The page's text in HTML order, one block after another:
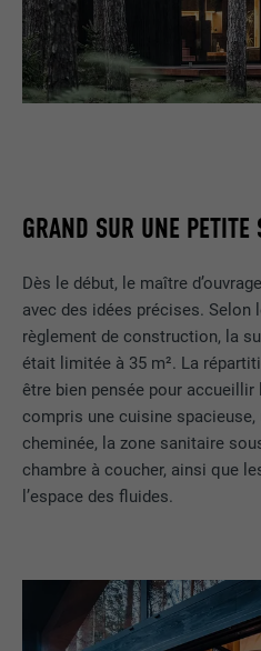
GRAND SUR UNE PETITE
Dès le début, le maître
avec des idées précises. Selon
règlement de construction, la
était limitée à 35 m². La
être bien pensée pour accueillir
compris une cuisine
cheminée, la zone sanitaire
chambre à coucher, ainsi que
l’espace des fluides.